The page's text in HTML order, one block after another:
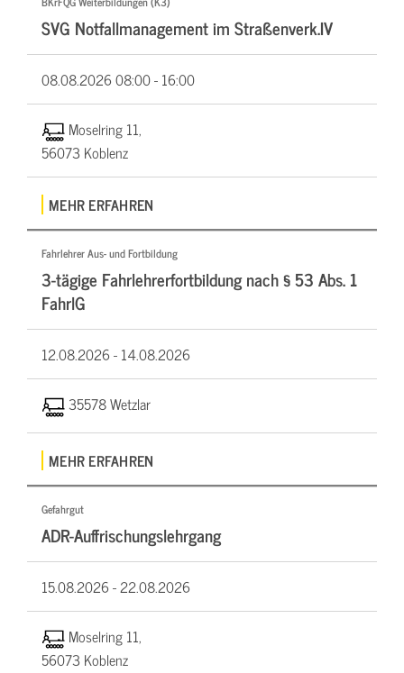
SVG Notfallmanagement im Straßenverk.IV
08.08.202608:00 - 16:00
Moselring 11,
56073 Koblenz
MEHR ERFAHREN
Fahrlehrer Aus- und Fortbildung
3-tägige Fahrlehrerfortbildung nach § 53 Abs. 1
FahrlG
12.08.2026 -14.08.2026
35578 Wetzlar
MEHR ERFAHREN
Gefahrgut
ADR-Auffrischungslehrgang
15.08.2026 -22.08.2026
Moselring 11,
56073 Koblenz